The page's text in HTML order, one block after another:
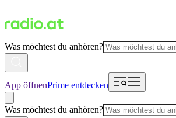
Was möchtest du anhören?
App öffnenPrime entdecken
Was möchtest du anhören?